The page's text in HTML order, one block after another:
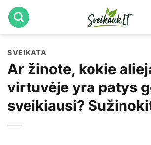
Skip
to
SVEIKATA
Ar žinote, kokie
virtuvėje yra patys
sveikiausi?